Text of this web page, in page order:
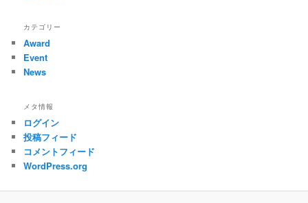
カテゴリー
Award
Event
News
メタ情報
ログイン
投稿フィード
コメントフィード
WordPress.org